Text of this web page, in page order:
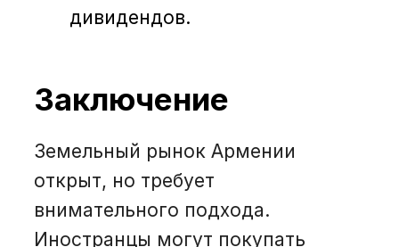
дивидендов.
Заключение
Земельный рынок Армении
открыт, но требует
внимательного подхода.
Иностранцы могут покупать